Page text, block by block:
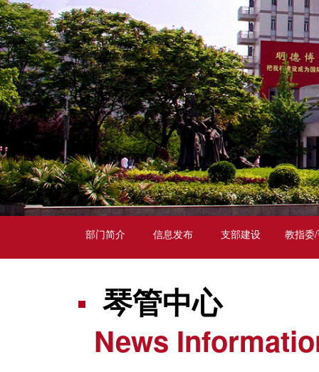
部门简介 信息发布 支部建设 教指委
琴管中心
News